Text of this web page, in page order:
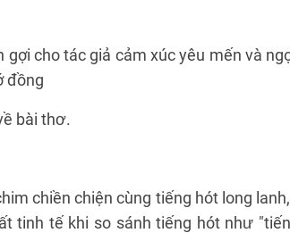
cho tác giả cảm xúc yêu mến và
đồng
bài thơ.
chiền chiện cùng tiếng hót long
tinh tế khi so sánh tiếng hót như